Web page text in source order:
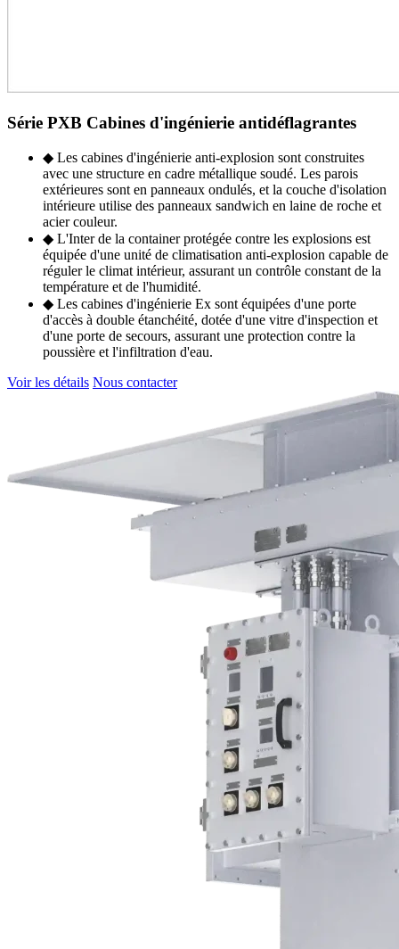
Série PXB Cabines d'ingénierie antidéflagrantes
◆ Les cabines d'ingénierie anti-explosion sont construites
avec une structure en cadre métallique soudé. Les parois
extérieures sont en panneaux ondulés, et la couche d'isolation
intérieure utilise des panneaux sandwich en laine de roche et
acier couleur.
◆ L'Inter de la container protégée contre les explosions est
équipée d'une unité de climatisation anti-explosion capable de
réguler le climat intérieur, assurant un contrôle constant de la
température et de l'humidité.
◆ Les cabines d'ingénierie Ex sont équipées d'une porte
d'accès à double étanchéité, dotée d'une vitre d'inspection et
d'une porte de secours, assurant une protection contre la
poussière et l'infiltration d'eau.
Voir les détails Nous contacter